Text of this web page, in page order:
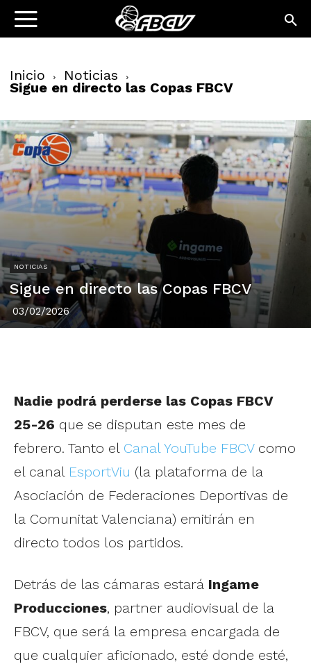
Inicio Noticias
Sigue en directo las Copas FBCV
NOTICIAS
Sigue en directo las Copas FBCV
03/02/2026
Nadie podrá perderse las Copas FBCV
25-26 que se disputan este mes de
febrero. Tanto el Canal YouTube FBCVcomo
el canal EsportViu (la plataforma de la
Asociación de Federaciones Deportivas de
la Comunitat Valenciana) emitirán en
directo todos los partidos.
Detrás de las cámaras estará Ingame
Producciones, partner audiovisual de la
FBCV, que será la empresa encargada de
que cualquier aficionado, esté donde esté,